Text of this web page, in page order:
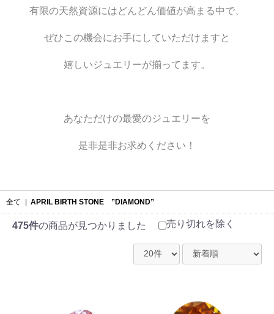
有限の天然資源にはどんどん価値が高まる中で、
ぜひこの機会にお手にしていただけますと
嬉しいジュエリーが揃ってます。
あなただけの最愛のジュエリーを
是非是非お求めください！
全て APRIL BIRTH STONE ”DIAMOND”
475件の商品が見つかりました 売り切れを除く